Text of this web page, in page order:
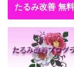
たるみ改善 無